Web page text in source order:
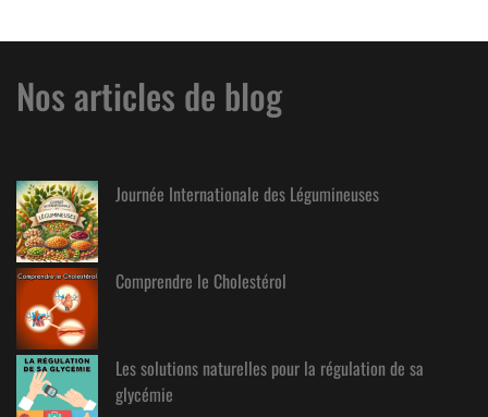
Nos articles de blog
Journée Internationale des Légumineuses
Comprendre le Cholestérol
Les solutions naturelles pour la régulation de sa
glycémie